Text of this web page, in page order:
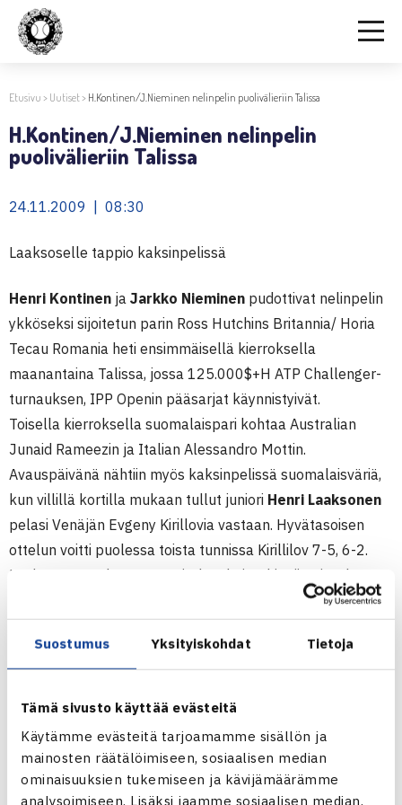
Suostumus Yksityiskohdat Tietoja
Tämä sivusto käyttää evästeitä
Käytämme evästeitä tarjoamamme sisällön ja
mainosten räätälöimiseen, sosiaalisen median
ominaisuuksien tukemiseen ja kävijämäärämme
analysoimiseen. Lisäksi jaamme sosiaalisen median,
Etusivu > Uutiset> H.Kontinen/J.Nieminen nelinpelin puolivälieriin Talissa
H.Kontinen/J.Nieminen nelinpelin
puolivälieriin Talissa
24.11.2009 | 08:30
Laaksoselle tappio kaksinpelissä
Henri Kontinen ja Jarkko Nieminen pudottivat nelinpelin
ykköseksi sijoitetun parin Ross Hutchins Britannia/ Horia
Tecau Romania heti ensimmäisellä kierroksella
maanantaina Talissa, jossa 125.000$+H ATP Challenger-
turnauksen, IPP Openin pääsarjat käynnistyivät.
Toisella kierroksella suomalaispari kohtaa Australian
Junaid Rameezin ja Italian Alessandro Mottin.
Avauspäivänä nähtiin myös kaksinpelissä suomalaisväriä,
kun villillä kortilla mukaan tullut juniori Henri Laaksonen
pelasi Venäjän Evgeny Kirillovia vastaan. Hyvätasoisen
ottelun voitti puolessa toista tunnissa Kirillilov 7-5, 6-2.
Laaksosen osalta turnaus jatkuu kuitenkin tiistaina, kun
ensimmäisellä kierroksella neljänneksi sijoitetun
tsekkiparin Leos Friedl/David Skoch.
Tiistaina Talin keskuskentällä – aikaisintaan klo 17.30 –
nähdään kisan ykkössijoitetun Jarkko Niemisen ja Romania
jonka perään pelaavat sitten villin kortin saaneet
Heliövaara ja Laaksonen tsekkiparia vastaan.
Kaksinpelin kaavion kolmas suomalainen, Henri Kontinen,